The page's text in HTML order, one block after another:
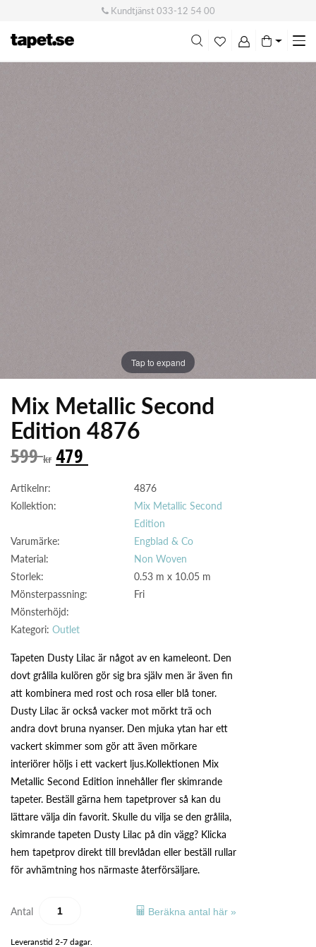
Kundtjänst033-12 54 00
Tap to expand
Mix Metallic Second
Edition 4876
599kr 479
Artikelnr:
4876
Kollektion:
Mix Metallic Second
Edition
Varumärke:
Engblad & Co
Material:
Non Woven
Storlek:
0.53 m x 10.05 m
Mönsterpassning:
Fri
Mönsterhöjd:
Kategori: Outlet
Tapeten Dusty Lilac är något av en kameleont. Den
dovt grålila kulören gör sig bra själv men är även fin
att kombinera med rost och rosa eller blå toner.
Dusty Lilac är också vacker mot mörkt trä och
andra dovt bruna nyanser. Den mjuka ytan har ett
vackert skimmer som gör att även mörkare
interiörer höljs i ett vackert ljus.Kollektionen Mix
Metallic Second Edition innehåller fler skimrande
tapeter. Beställ gärna hem tapetprover så kan du
lättare välja din favorit. Skulle du vilja se den grålila,
skimrande tapeten Dusty Lilac på din vägg? Klicka
hem tapetprov direkt till brevlådan eller beställ rullar
för avhämtning hos närmaste återförsäljare.
Antal Beräkna antal här »
Leveranstid 2-7 dagar.